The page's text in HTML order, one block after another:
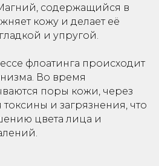
содержащийся в
кожу и делает её
и упругой.
флоатинга происходит
Во время
поры кожи, через
и загрязнения, что
цвета лица и